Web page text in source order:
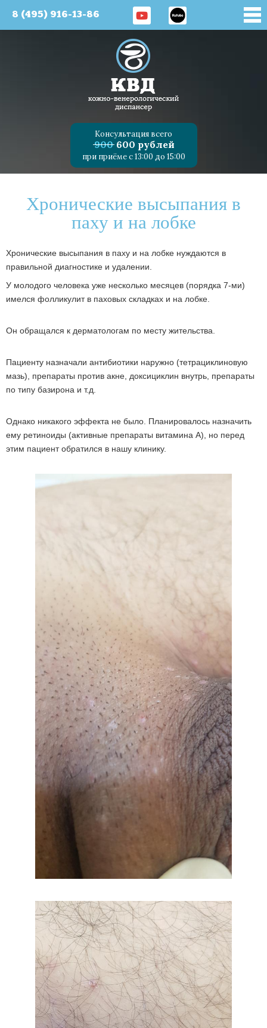
8 (495) 916-13-86
Консультация всего
900 600 рублей
при приёме с 13:00 до 15:00
Хронические высыпания в
паху и на лобке
Хронические высыпания в паху и на лобке нуждаются в
правильной диагностике и удалении.
У молодого человека уже несколько месяцев (порядка 7-ми)
имелся фолликулит в паховых складках и на лобке.
Он обращался к дерматологам по месту жительства.
Пациенту назначали антибиотики наружно (тетрациклиновую
мазь), препараты против акне, доксициклин внутрь, препараты
по типу базирона и т.д.
Однако никакого эффекта не было. Планировалось назначить
ему ретиноиды (активные препараты витамина A), но перед
этим пациент обратился в нашу клинику.